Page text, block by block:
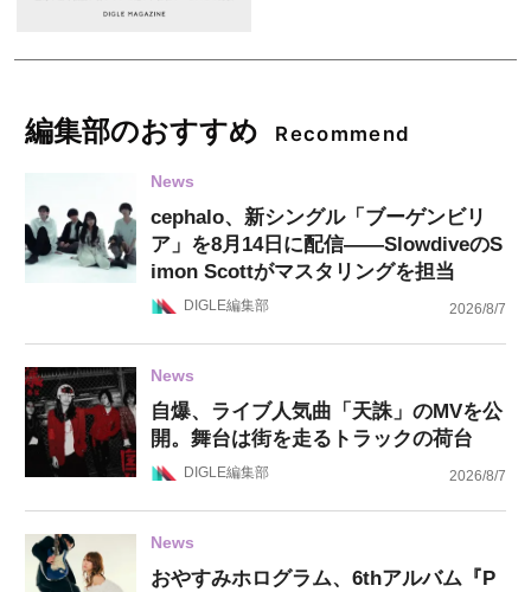
編集部のおすすめ Recommend
News
cephalo、新シングル「ブーゲンビリ
ア」を8月14日に配信——SlowdiveのS
imon Scottがマスタリングを担当
DIGLE編集部 2026/8/7
News
自爆、ライブ人気曲「天誅」のMVを公
開。舞台は街を走るトラックの荷台
DIGLE編集部 2026/8/7
News
おやすみホログラム、6thアルバム『P